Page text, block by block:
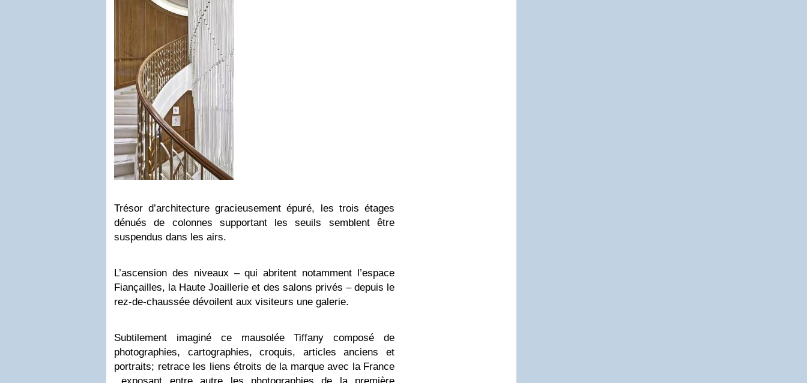
Trésor d’architecture gracieusement épuré, les trois étages
dénués de colonnes supportant les seuils semblent être
suspendus dans les airs.
L’ascension des niveaux – qui abritent notamment l’espace
Fiançailles, la Haute Joaillerie et des salons privés – depuis le
rez-de-chaussée dévoilent aux visiteurs une galerie.
Subtilement imaginé ce mausolée Tiffany composé de
photographies, cartographies, croquis, articles anciens et
portraits; retrace les liens étroits de la marque avec la France
exposant entre autre les photographies de la première